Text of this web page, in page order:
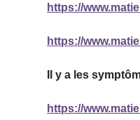
https://
https://
Il y a les
https://